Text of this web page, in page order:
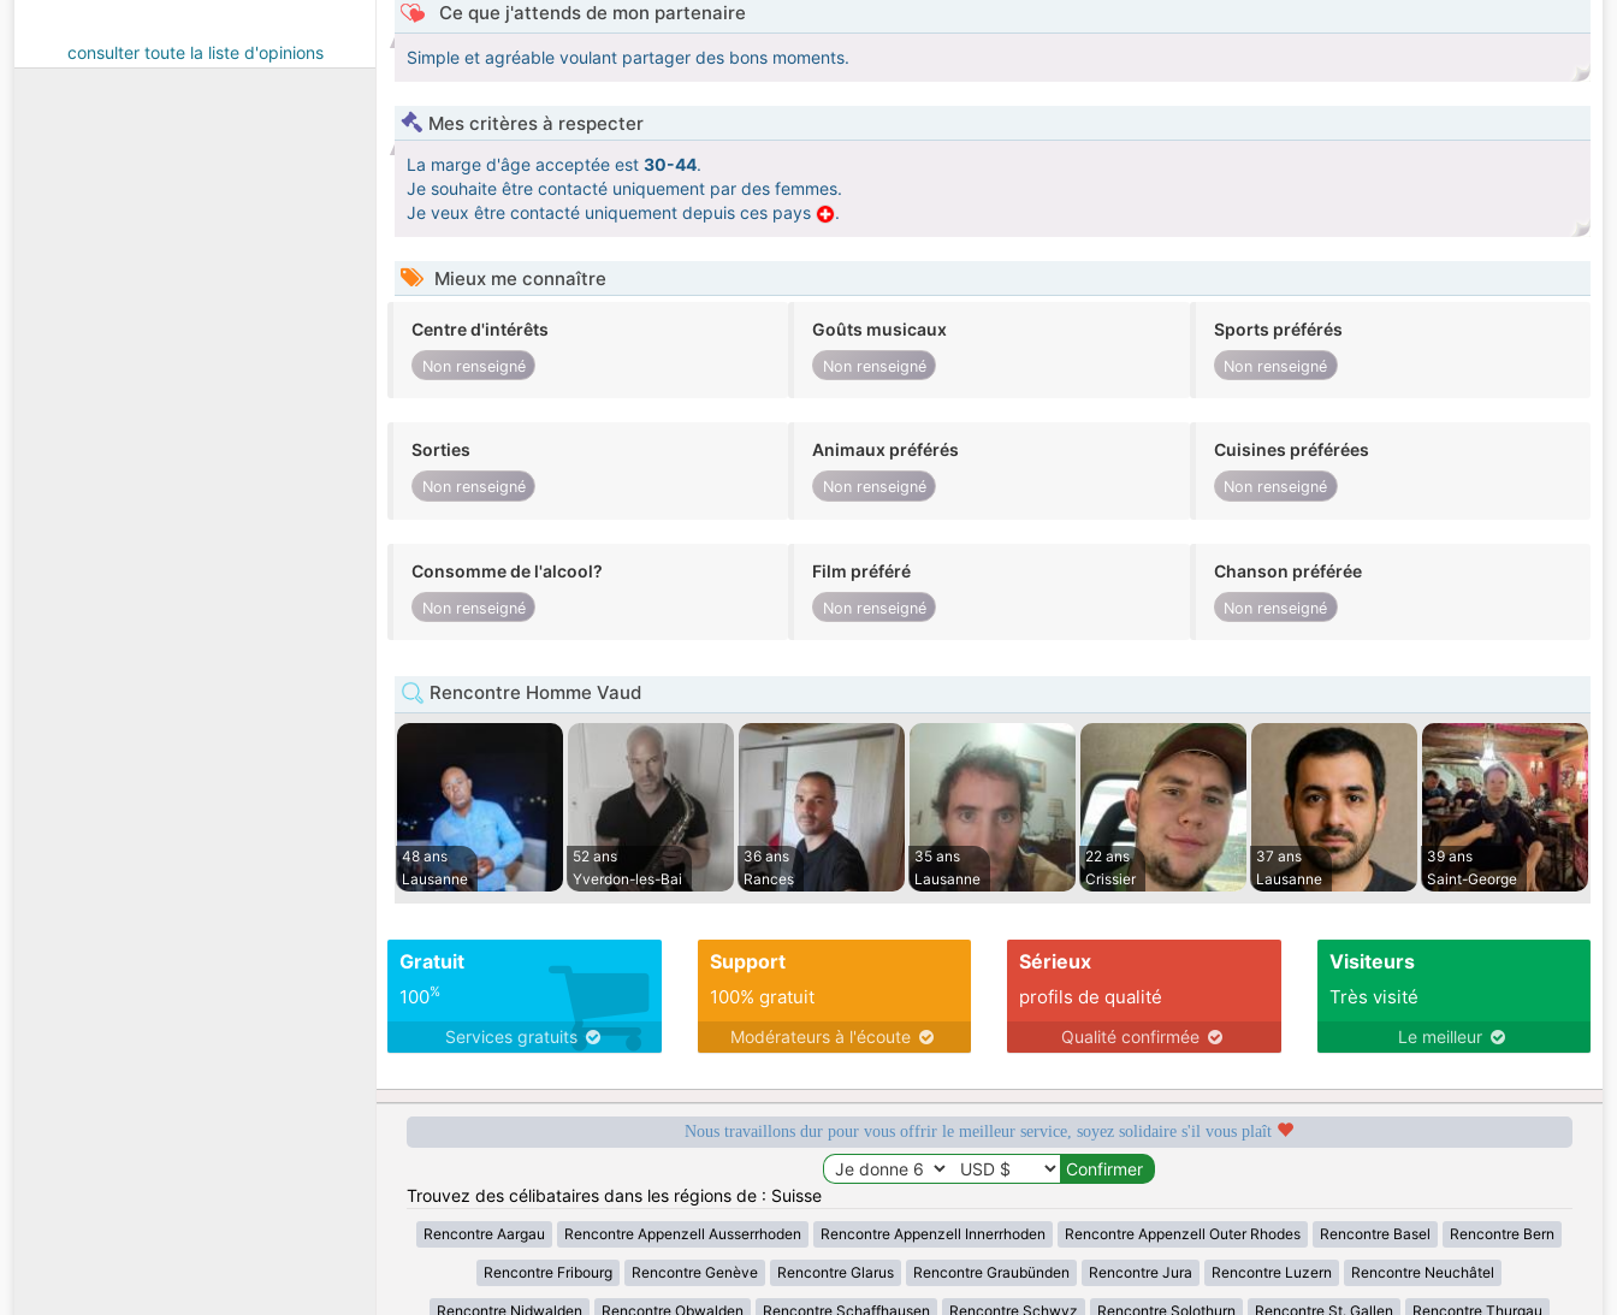
consulter toute la liste d'opinions
Ce que j'attends de mon partenaire
Simple et agréable voulant partager des bons moments.
Mes critères à respecter
La marge d'âge acceptée est 30-44.
Je souhaite être contacté uniquement par des femmes.
Je veux être contacté uniquement depuis ces pays
.
Mieux me connaître
Centre d'intérêts
Non renseigné
Goûts musicaux
Non renseigné
Sports préférés
Non renseigné
Sorties
Non renseigné
Animaux préférés
Non renseigné
Cuisines préférées
Non renseigné
Consomme de l'alcool?
Non renseigné
Film préféré
Non renseigné
Chanson préférée
Non renseigné
Rencontre Homme Vaud
48 ans
Lausanne
52 ans
Yverdon-les-Bai
36 ans
Rances
35 ans
Lausanne
22 ans
Crissier
37 ans
Lausanne
39 ans
Saint-George
Gratuit
100%
Services gratuits
Support
100% gratuit
Modérateurs à l'écoute
Sérieux
profils de qualité
Qualité confirmée
Visiteurs
Très visité
Le meilleur
Nous travaillons dur pour vous offrir le meilleur service, soyez solidaire s'il vous plaît
Trouvez des célibataires dans les régions de : Suisse
Rencontre Aargau Rencontre Appenzell Ausserrhoden Rencontre Appenzell Innerrhoden Rencontre Appenzell Outer Rhodes Rencontre Basel Rencontre Bern
Rencontre Fribourg Rencontre Genève Rencontre Glarus Rencontre Graubünden Rencontre Jura Rencontre Luzern Rencontre Neuchâtel
Rencontre Nidwalden Rencontre Obwalden Rencontre Schaffhausen Rencontre Schwyz Rencontre Solothurn Rencontre St. Gallen Rencontre Thurgau